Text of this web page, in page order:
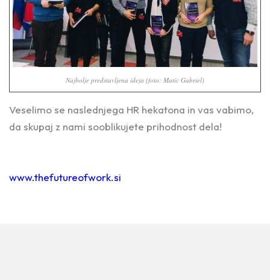
Najbolje predstavljena ideja (foto: Matic Gabriel)
Veselimo se naslednjega HR hekatona in vas vabimo,
da skupaj z nami sooblikujete prihodnost dela!
www.thefutureofwork.si